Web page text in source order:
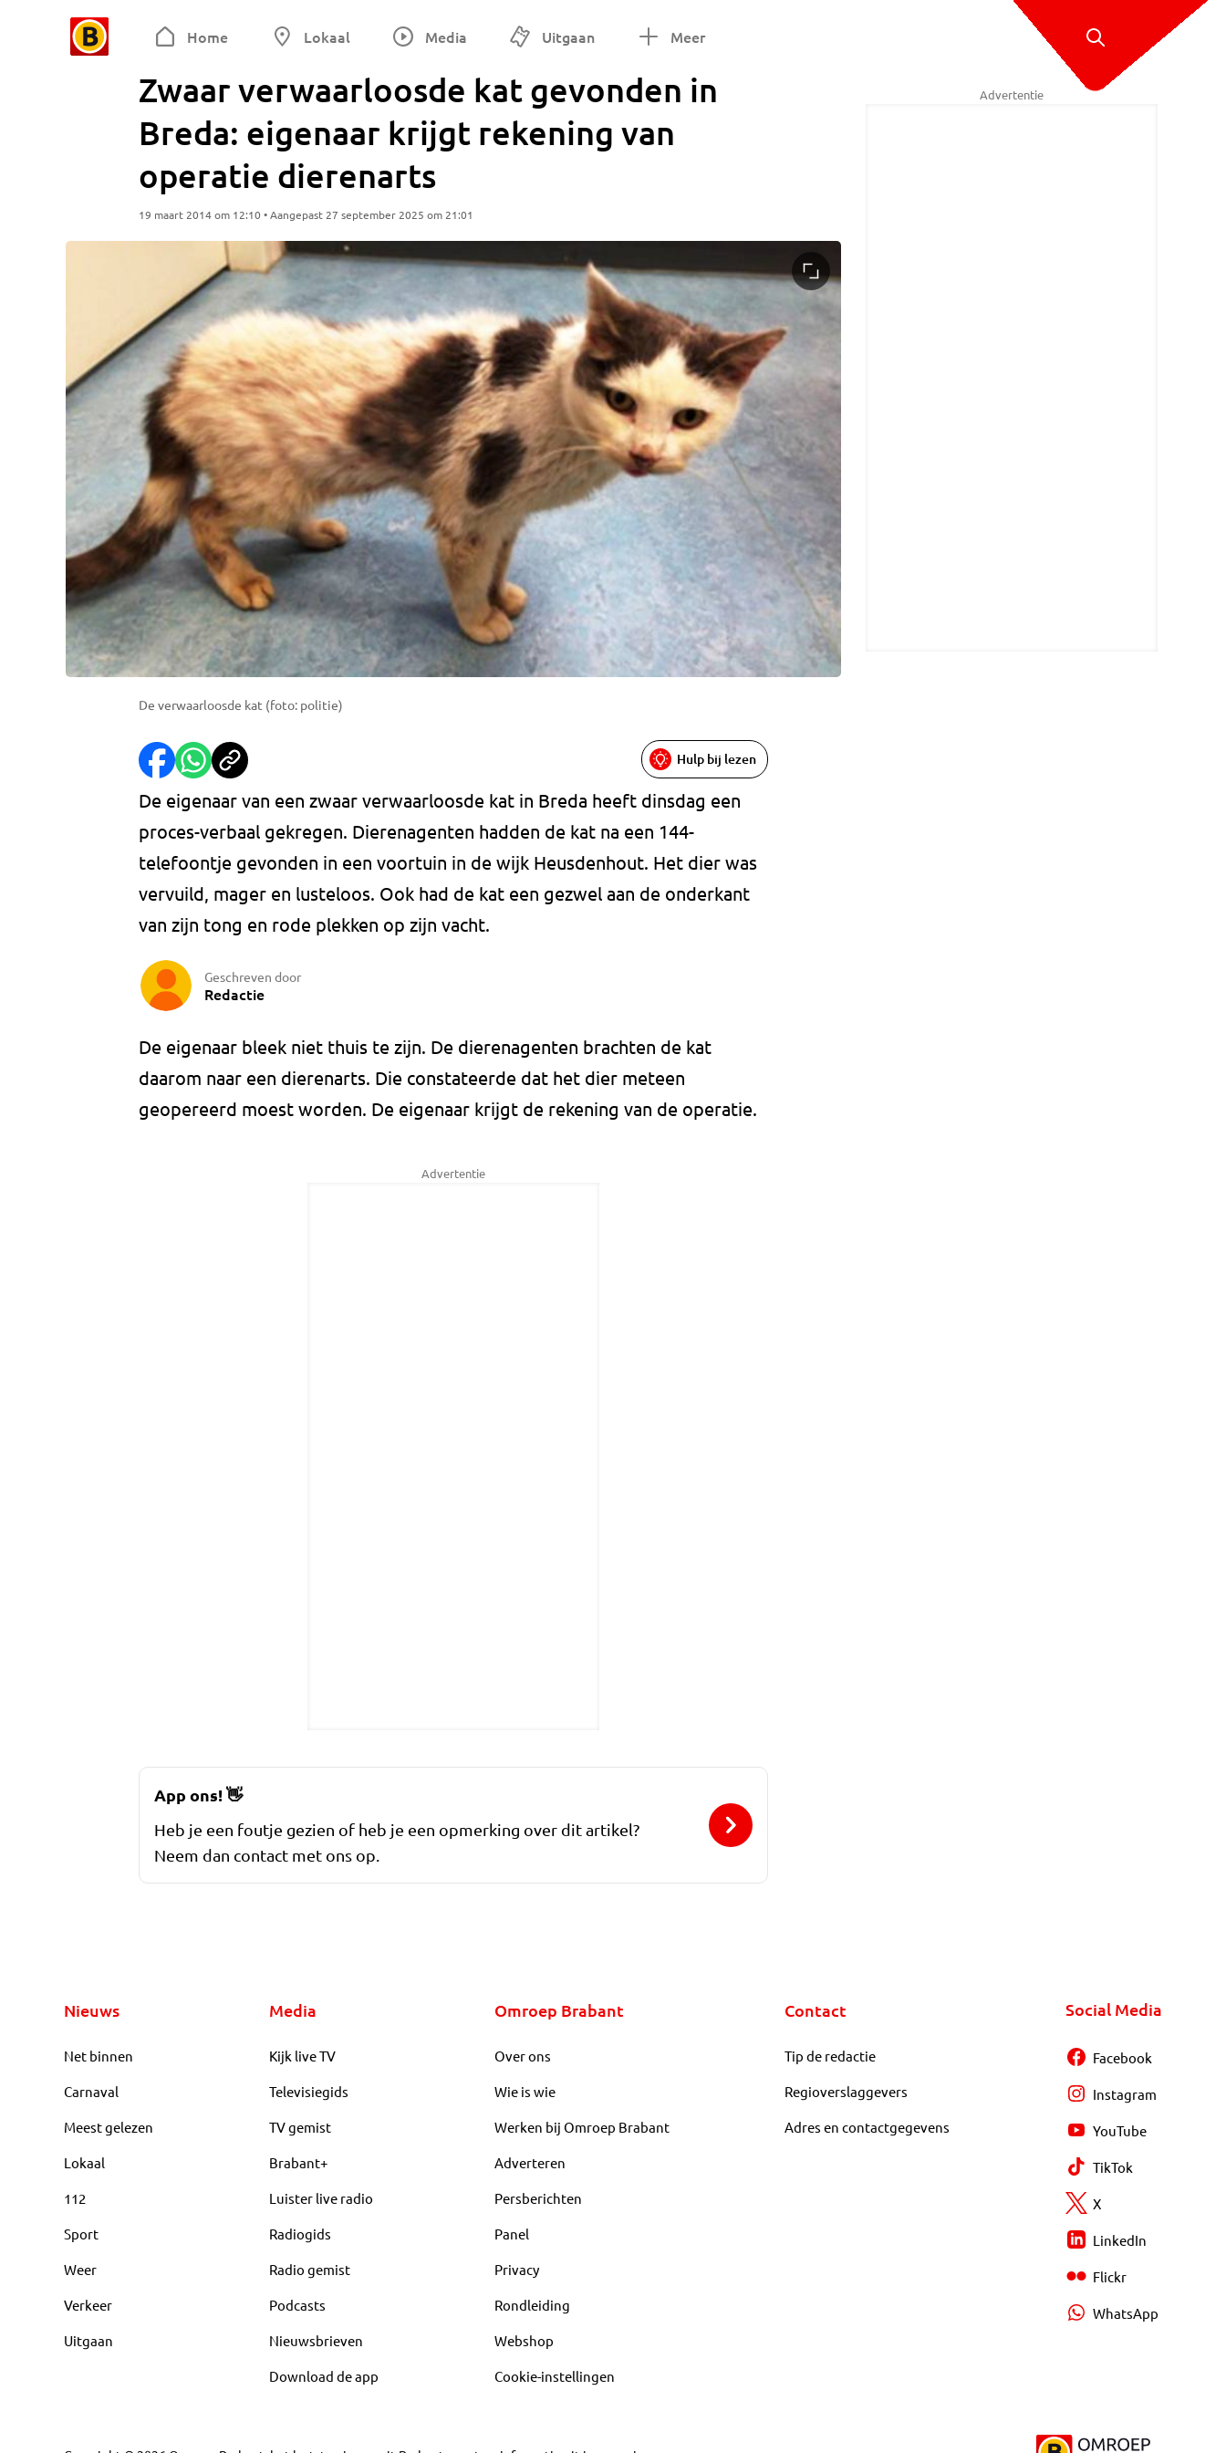
Home Lokaal Media Uitgaan Meer
Zwaar verwaarloosde kat gevonden in
Breda: eigenaar krijgt rekening van
operatie dierenarts
19 maart 2014 om 12:10 • Aangepast 27 september 2025 om 21:01
De verwaarloosde kat (foto: politie)
Hulp bij lezen
De eigenaar van een zwaar verwaarloosde kat in Breda heeft dinsdag een
proces-verbaal gekregen. Dierenagenten hadden de kat na een 144-
telefoontje gevonden in een voortuin in de wijk Heusdenhout. Het dier was
vervuild, mager en lusteloos. Ook had de kat een gezwel aan de onderkant
van zijn tong en rode plekken op zijn vacht.
Geschreven door
Redactie
De eigenaar bleek niet thuis te zijn. De dierenagenten brachten de kat
daarom naar een dierenarts. Die constateerde dat het dier meteen
geopereerd moest worden. De eigenaar krijgt de rekening van de operatie.
Advertentie
Advertentie
App ons!👋
Heb je een foutje gezien of heb je een opmerking over dit artikel?
Neem dan contact met ons op.
Nieuws
Net binnen
Carnaval
Meest gelezen
Lokaal
112
Sport
Weer
Verkeer
Uitgaan
Media
Kijk live TV
Televisiegids
TV gemist
Brabant+
Luister live radio
Radiogids
Radio gemist
Podcasts
Nieuwsbrieven
Download de app
Omroep Brabant
Over ons
Wie is wie
Werken bij Omroep Brabant
Adverteren
Persberichten
Panel
Privacy
Rondleiding
Webshop
Cookie-instellingen
Contact
Tip de redactie
Regioverslaggevers
Adres en contactgegevens
Social Media
Facebook
Instagram
YouTube
TikTok
X
LinkedIn
Flickr
WhatsApp